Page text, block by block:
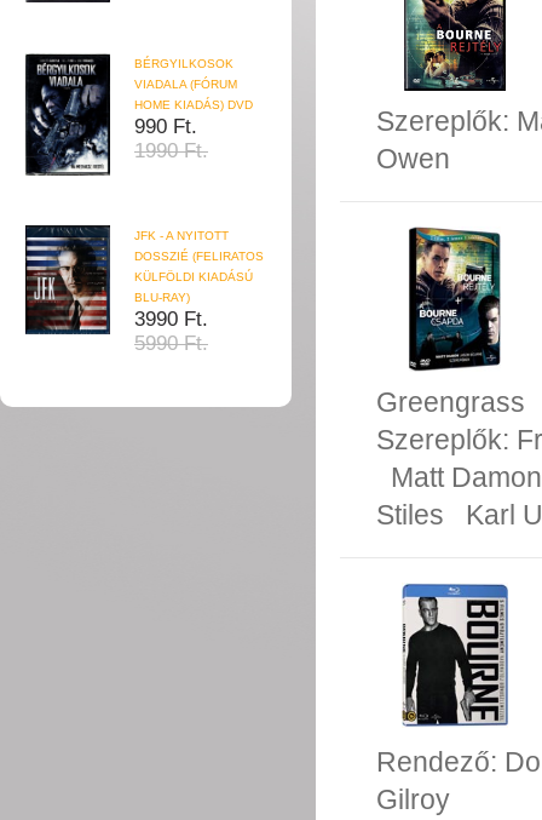
BÉRGYILKOSOK
VIADALA (FÓRUM
HOME KIADÁS) DVD
990 Ft.
1990 Ft.
JFK - A NYITOTT
DOSSZIÉ (FELIRATOS
KÜLFÖLDI KIADÁSÚ
BLU-RAY)
3990 Ft.
5990 Ft.
Szereplők:
Owen
Greengrass
Szereplők:
Matt Damon
Stiles
Karl
Rendező:
Gilroy